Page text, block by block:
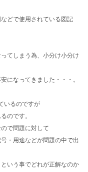
どで使用されている図記
てしまう為、小分け小分け
になってきました・・・。
いるのですが
のです。
で問題に対して
・用途などが問題の中で出
いう事でどれが正解なのか